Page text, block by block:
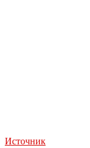
Источник